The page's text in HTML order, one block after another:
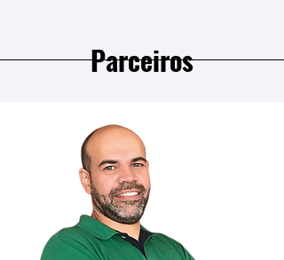
Parceiros